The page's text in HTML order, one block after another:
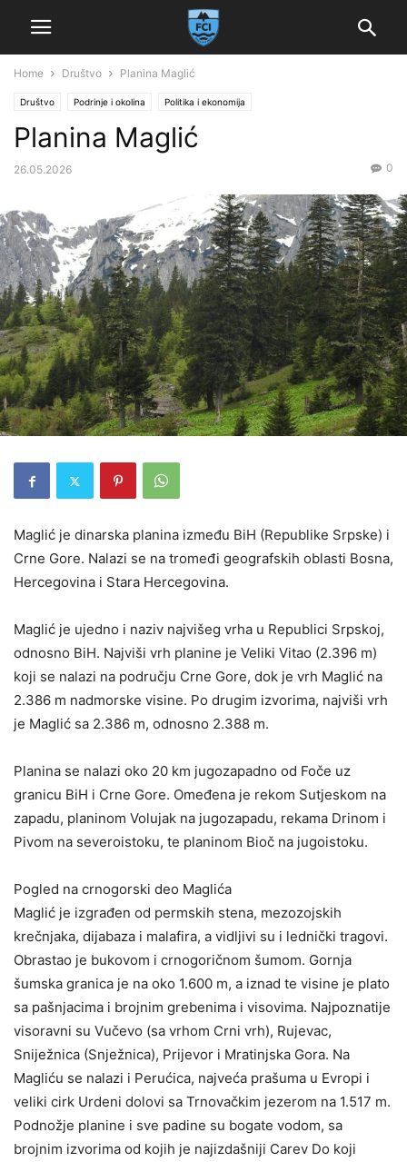
Home Društvo Planina Maglić
Društvo Podrinje i okolina Politika i ekonomija
Planina Maglić
26.05.2026 0
Maglić je dinarska planina između BiH (Republike Srpske) i
Crne Gore. Nalazi se na tromeđi geografskih oblasti Bosna,
Hercegovina i Stara Hercegovina.
Maglić je ujedno i naziv najvišeg vrha u Republici Srpskoj,
odnosno BiH. Najviši vrh planine je Veliki Vitao (2.396 m)
koji se nalazi na području Crne Gore, dok je vrh Maglić na
2.386 m nadmorske visine. Po drugim izvorima, najviši vrh
je Maglić sa 2.386 m, odnosno 2.388 m.
Planina se nalazi oko 20 km jugozapadno od Foče uz
granicu BiH i Crne Gore. Omeđena je rekom Sutjeskom na
zapadu, planinom Volujak na jugozapadu, rekama Drinom i
Pivom na severoistoku, te planinom Bioč na jugoistoku.
Pogled na crnogorski deo Maglića
Maglić je izgrađen od permskih stena, mezozojskih
krečnjaka, dijabaza i malafira, a vidljivi su i lednički tragovi.
Obrastao je bukovom i crnogoričnom šumom. Gornja
šumska granica je na oko 1.600 m, a iznad te visine je plato
sa pašnjacima i brojnim grebenima i visovima. Najpoznatije
visoravni su Vučevo (sa vrhom Crni vrh), Rujevac,
Sniježnica (Snježnica), Prijevor i Mratinjska Gora. Na
Magliću se nalazi i Perućica, najveća prašuma u Evropi i
veliki cirk Urdeni dolovi sa Trnovačkim jezerom na 1.517 m.
Podnožje planine i sve padine su bogate vodom, sa
brojnim izvorima od kojih je najizdašniji Carev Do koji